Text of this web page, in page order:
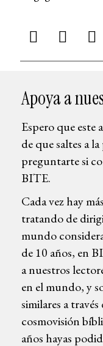
Apoya a
Espero que
de que saltes a
preguntarte si
BITE.
Cada vez hay
tratando de
mundo
de 10 años, en
a nuestros
en el mundo, y
similares a
cosmovisión
años hayas